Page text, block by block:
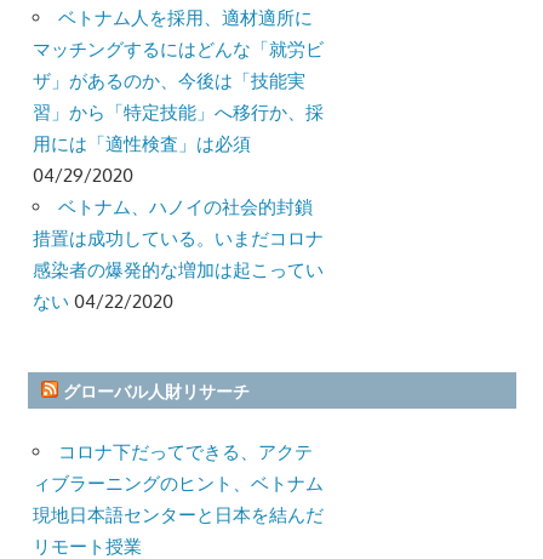
ベトナム人を採用、適材適所に
マッチングするにはどんな「就労ビ
ザ」があるのか、今後は「技能実
習」から「特定技能」へ移行か、採
用には「適性検査」は必須
04/29/2020
ベトナム、ハノイの社会的封鎖
措置は成功している。いまだコロナ
感染者の爆発的な増加は起こってい
ない 04/22/2020
グローバル人財リサーチ
コロナ下だってできる、アクテ
ィブラーニングのヒント、ベトナム
現地日本語センターと日本を結んだ
リモート授業